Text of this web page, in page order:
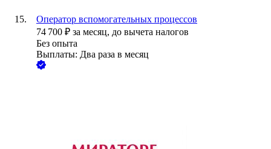
Оператор вспомогательных процессов
74 700 ₽ за месяц, до вычета налогов
Без опыта
Выплаты: Два раза в месяц